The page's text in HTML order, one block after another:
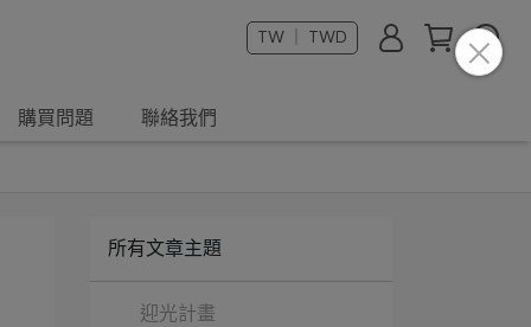
TW ｜ TWD
購買問題 聯絡我們
所有文章主題
迎光計畫